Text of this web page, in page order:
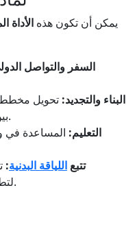
يمكن أن تكون هذه الأداة
السفر والتواصل
البناء والتجديد: تحويل
بين الأنظمة المترية والإمبراطورية.
التعليم: المساعدة في
تتبع اللياقة البدنية:
أو المعايير الدولية.